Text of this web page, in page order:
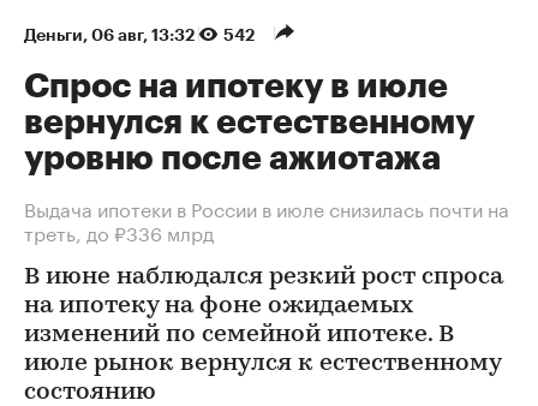
Деньги 06 авг, 13:32 542
Спрос на ипотеку в июле
вернулся к естественному
уровню после ажиотажа
Выдача ипотеки в России в июле снизилась почти на
треть, до ₽336 млрд
В июне наблюдался резкий рост спроса
на ипотеку на фоне ожидаемых
изменений по семейной ипотеке. В
июле рынок вернулся к естественному
состоянию